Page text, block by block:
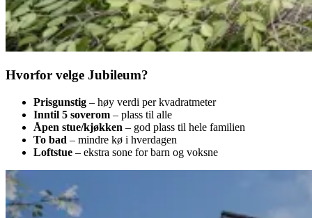
Hvorfor velge Jubileum?
Prisgunstig – høy verdi per kvadratmeter
Inntil 5 soverom – plass til alle
Åpen stue/kjøkken – god plass til hele familien
To bad – mindre kø i hverdagen
Loftstue – ekstra sone for barn og voksne